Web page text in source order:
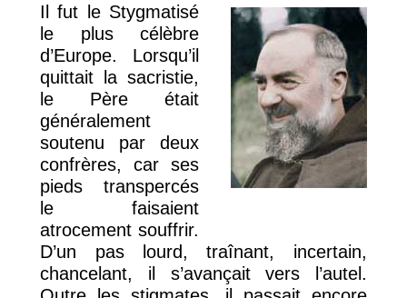
Il fut le Stygmatisé
le plus célèbre
d’Europe. Lorsqu’il
quittait la sacristie,
le Père était
généralement
soutenu par deux
confrères, car ses
pieds transpercés
le faisaient
atrocement souffrir.
D’un pas lourd, traînant, incertain,
chancelant, il s’avançait vers l’autel.